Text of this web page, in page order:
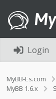
Login
MyBB-Es.com
MyBB 1.6.x